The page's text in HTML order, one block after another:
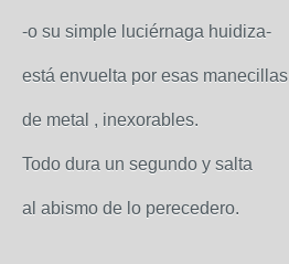
-o su simple luciérnaga huidiza-
está envuelta por esas manecillas
de metal , inexorables.
Todo dura un segundo y salta
al abismo de lo perecedero.